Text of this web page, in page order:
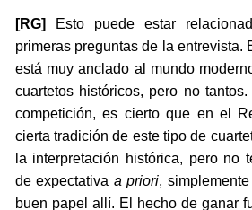
[RG]
Esto puede estar
primeras preguntas de la entrevista.
está muy anclado al mundo
cuartetos históricos, pero no
competición, es cierto que en el
cierta tradición de este tipo de
la interpretación histórica, pero no
de expectativa a priori,
buen papel allí. El hecho de ganar